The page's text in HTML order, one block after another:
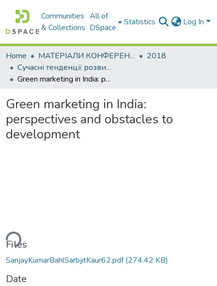
Communities
& Collections
All of
DSpace
Statistics Log In
Home МАТЕРІАЛИ КОНФЕРЕНЦІЙ
2018
Сучасні тенденції розвитку світової економіки
Green marketing in India: perspectives and obstacles to development
Green marketing in India:
perspectives and obstacles to
development
Files
SanjayKumarBahlSarbjitKaur62.pdf(274.42 KB)
Date